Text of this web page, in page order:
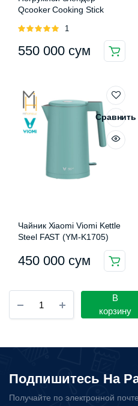
Qcooker Cooking Stick
Оценка
1
550 000 сум
Сравнить
Чайник Xiaomi Viomi Kettle
Steel FAST (YM-K1705)
450 000 сум
упаковщик
Xiaomi
Machine
MJFKJ06XM
количество
В
корзину
Подпишитесь На
Получайте по электронной